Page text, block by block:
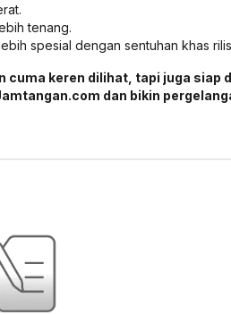
tenang.
spesial dengan sentuhan khas
cuma keren dilihat, tapi juga siap
dan bikin